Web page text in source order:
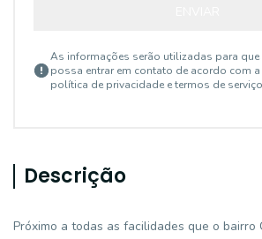
As informações serão utilizadas para
possa entrar em contato de acordo com a
política de privacidade e termos de serviço
Descrição
Próximo a todas as facilidades que o bairro